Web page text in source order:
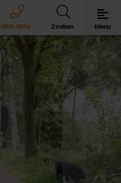
0900 8856 Zoeken Menu